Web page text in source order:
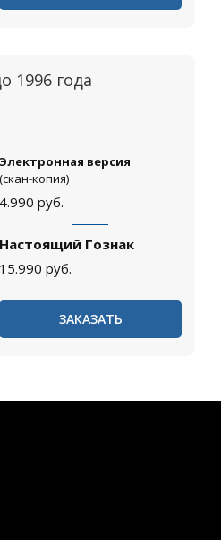
1996 года
Электронная версия
(скан-копия)
4.990 руб.
Настоящий Гознак
15.990 руб.
ЗАКАЗАТЬ